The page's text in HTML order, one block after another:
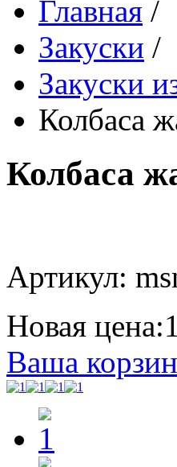
Главная /
Закуски /
Закуски
Колбаса
Колбаса
Артикул:
Новая цена:
Ваша